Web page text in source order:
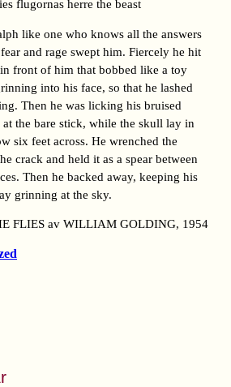
like one who knows all the answers
and rage swept him. Fiercely he hit
front of him that bobbed like a toy
into his face, so that he lashed
Then he was licking his bruised
the bare stick, while the skull lay in
six feet across. He wrenched the
crack and held it as a spear between
Then he backed away, keeping his
grinning at the sky.
FLIES av WILLIAM GOLDING, 1954